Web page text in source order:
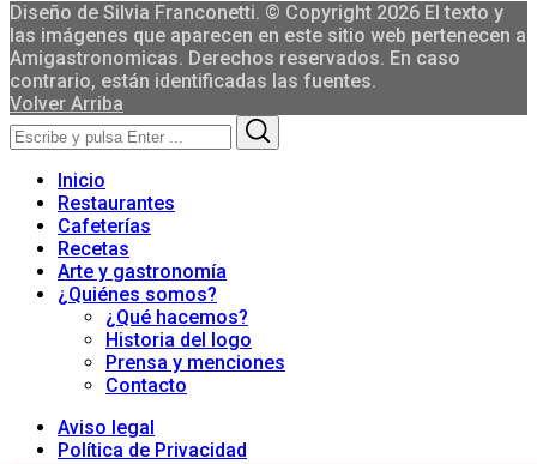
Diseño de Silvia Franconetti. © Copyright 2026 El texto y
las imágenes que aparecen en este sitio web pertenecen a
Amigastronomicas. Derechos reservados. En caso
contrario, están identificadas las fuentes.
Volver Arriba
Search
for:
Inicio
Restaurantes
Cafeterías
Recetas
Arte y gastronomía
¿Quiénes somos?
¿Qué hacemos?
Historia del logo
Prensa y menciones
Contacto
Aviso legal
Política de Privacidad